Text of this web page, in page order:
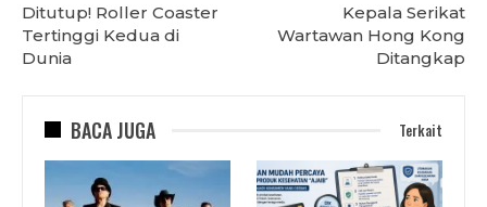
Ditutup! Roller Coaster
Tertinggi Kedua di
Dunia
Kepala Serikat
Wartawan Hong Kong
Ditangkap
BACA JUGA Terkait